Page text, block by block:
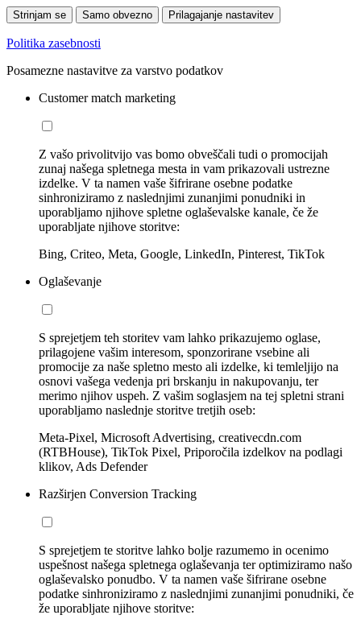
Strinjam se Samo obvezno Prilagajanje nastavitev
Politika zasebnosti
Posamezne nastavitve za varstvo podatkov
Customer match marketing
Z vašo privolitvijo vas bomo obveščali tudi o promocijah
zunaj našega spletnega mesta in vam prikazovali ustrezne
izdelke. V ta namen vaše šifrirane osebne podatke
sinhroniziramo z naslednjimi zunanjimi ponudniki in
uporabljamo njihove spletne oglaševalske kanale, če že
uporabljate njihove storitve:
Bing, Criteo, Meta, Google, LinkedIn, Pinterest, TikTok
Oglaševanje
S sprejetjem teh storitev vam lahko prikazujemo oglase,
prilagojene vašim interesom, sponzorirane vsebine ali
promocije za naše spletno mesto ali izdelke, ki temleljijo na
osnovi vašega vedenja pri brskanju in nakupovanju, ter
merimo njihov uspeh. Z vašim soglasjem na tej spletni strani
uporabljamo naslednje storitve tretjih oseb:
Meta-Pixel, Microsoft Advertising, creativecdn.com
(RTBHouse), TikTok Pixel, Priporočila izdelkov na podlagi
klikov, Ads Defender
Razširjen Conversion Tracking
S sprejetjem te storitve lahko bolje razumemo in ocenimo
uspešnost našega spletnega oglaševanja ter optimiziramo našo
oglaševalsko ponudbo. V ta namen vaše šifrirane osebne
podatke sinhroniziramo z naslednjimi zunanjimi ponudniki, če
že uporabljate njihove storitve: